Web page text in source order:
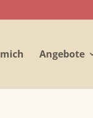
Angebote